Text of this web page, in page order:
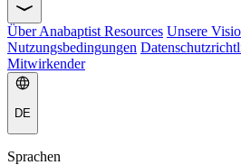
Über Anabaptist Resources Unsere
Nutzungsbedingungen
Mitwirkender
DE
Sprachen